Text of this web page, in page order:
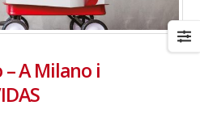
A Milano i